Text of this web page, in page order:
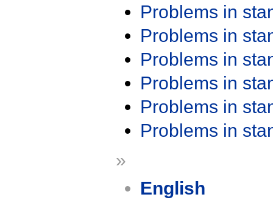
Problems in
Problems in
Problems in
Problems in
Problems in
Problems in
»
English